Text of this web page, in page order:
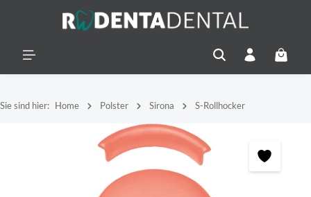
Sie sind hier: Home Polster Sirona S-Rollhocker
Bildergalerie überspringen